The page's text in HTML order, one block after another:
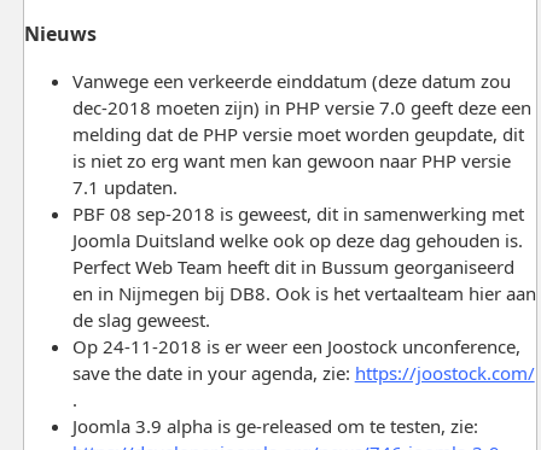
Nieuws
Vanwege een verkeerde einddatum (deze datum zou
dec-2018 moeten zijn) in PHP versie 7.0 geeft deze een
melding dat de PHP versie moet worden geupdate, dit
is niet zo erg want men kan gewoon naar PHP versie
7.1 updaten.
PBF 08 sep-2018 is geweest, dit in samenwerking met
Joomla Duitsland welke ook op deze dag gehouden is.
Perfect Web Team heeft dit in Bussum georganiseerd
en in Nijmegen bij DB8. Ook is het vertaalteam hier aan
de slag geweest.
Op 24-11-2018 is er weer een Joostock unconference,
save the date in your agenda, zie: https://joostock.com/
.
Joomla 3.9 alpha is ge-released om te testen, zie: